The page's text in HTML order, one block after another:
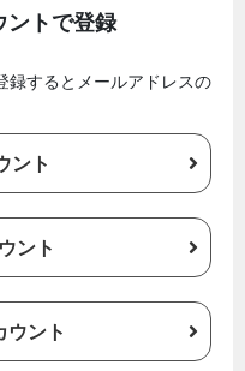
ントで登録
録するとメールアドレスの
ント
ント
ウント